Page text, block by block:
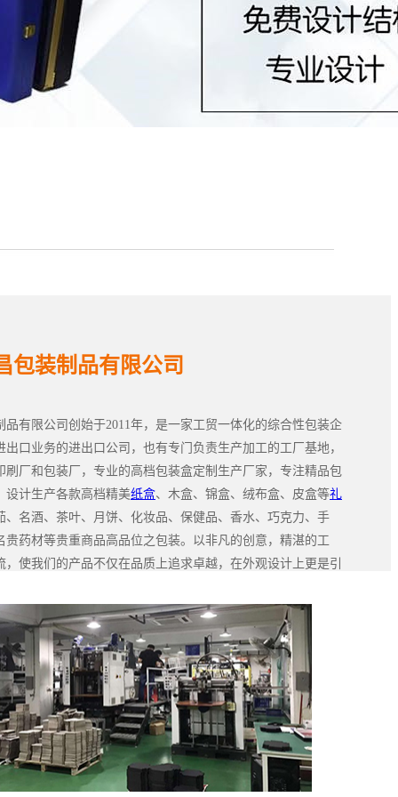
包装制品有限公司
品有限公司创始于2011年，是一家工贸一体化的综合性包装企
出口业务的进出口公司，也有专门负责生产加工的工厂基地，
刷厂和包装厂，专业的高档包装盒定制生产厂家，专注精品包
设计生产各款高档精美纸盒、木盒、锦盒、绒布盒、皮盒等礼
、名酒、茶叶、月饼、化妆品、保健品、香水、巧克力、手
贵药材等贵重商品高品位之包装。以非凡的创意，精湛的工
，使我们的产品不仅在品质上追求卓越，在外观设计上更是引